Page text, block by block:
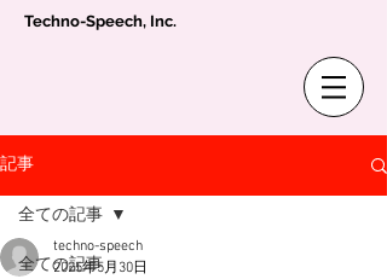
Techno-Speech, Inc.
記事
全ての記事
全ての記事
techno-speech
2025年5月30日